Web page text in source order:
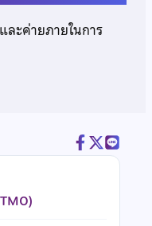
ละค่ายภายในการ